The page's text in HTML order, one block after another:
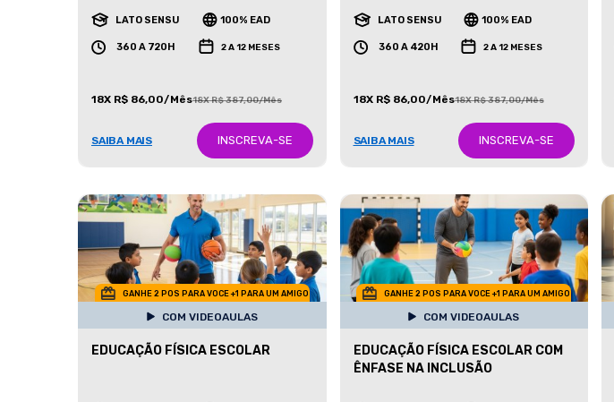
LATO SENSU 100% EAD
360 A 720H 2 A 12 MESES
18X R$ 86,00/Mês18X R$ 387,00/Mês
SAIBA MAIS INSCREVA-SE
LATO SENSU 100% EAD
360 A 420H 2 A 12 MESES
18X R$ 86,00/Mês18X R$ 387,00/Mês
SAIBA MAIS INSCREVA-SE
GANHE 2 POS PARA VOCE +1 PARA UM AMIGO
COM VIDEOAULAS
EDUCAÇÃO FÍSICA ESCOLAR
GANHE 2 POS PARA VOCE +1 PARA UM AMIGO
COM VIDEOAULAS
EDUCAÇÃO FÍSICA ESCOLAR COM
ÊNFASE NA INCLUSÃO